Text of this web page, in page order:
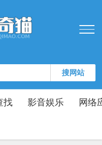
搜网站
找 影音娱乐 网络